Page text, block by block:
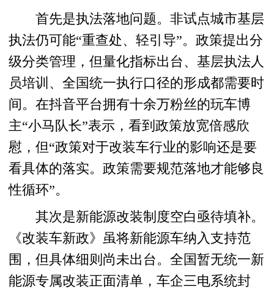
首先是执法落地问题。非试点城市基层
执法仍可能“重查处、轻引导”。政策提出分
级分类管理，但量化指标出台、基层执法人
员培训、全国统一执行口径的形成都需要时
间。在抖音平台拥有十余万粉丝的玩车博
主“小马队长”表示，看到政策放宽倍感欣
慰，但“政策对于改装车行业的影响还是要
看具体的落实。政策需要规范落地才能够良
性循环”。
其次是新能源改装制度空白亟待填补。
《改装车新政》虽将新能源车纳入支持范
围，但具体细则尚未出台。全国暂无统一新
能源专属改装正面清单，车企三电系统封